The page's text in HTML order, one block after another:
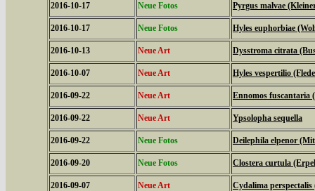
2016-10-17 Neue Fotos Pyrgus malvae
2016-10-17 Neue Fotos Hyles euphorbiae
2016-10-13 Neue Art Dysstroma citrata
2016-10-07 Neue Art Hyles vespertilio
2016-09-22 Neue Art Ennomos fuscantaria
2016-09-22 Neue Art Ypsolopha sequella
2016-09-22 Neue Fotos Deilephila elpenor
2016-09-20 Neue Fotos Clostera curtula
2016-09-07 Neue Art Cydalima